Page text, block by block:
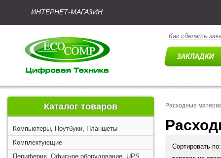
ИНТЕРНЕТ-МАГАЗИН
Как сделать
Каталог товаров
Компьютеры, Ноутбуки, Планшеты
Комплектующие
Периферия, Офисное оборудование, UPS
Расходные
Сортировать